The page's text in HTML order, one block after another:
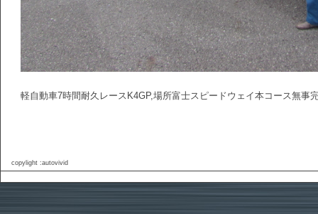
軽自動車7時間耐久レースK4GP,場所富士スピードウェイ本コース無
copylight :autovivid